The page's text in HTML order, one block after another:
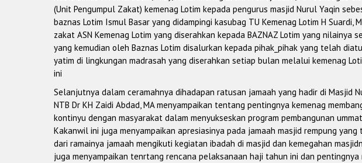
(Unit Pengumpul Zakat) kemenag Lotim kepada pengurus masjid Nurul Yaqin
baznas Lotim Ismul Basar yang didampingi kasubag TU Kemenag Lotim H Suardi,
zakat ASN Kemenag Lotim yang diserahkan kepada BAZNAZ Lotim yang
yang kemudian oleh Baznas Lotim disalurkan kepada pihak_pihak yang telah
yatim di lingkungan madrasah yang diserahkan setiap bulan melalui kemenag
ini
Selanjutnya dalam ceramahnya dihadapan ratusan jamaah yang hadir di Masjid
NTB Dr KH Zaidi Abdad, MA menyampaikan tentang pentingnya kemenag
kontinyu dengan masyarakat dalam menyukseskan program pembangunan
Kakanwil ini juga menyampaikan apresiasinya pada jamaah masjid rempung
dari ramainya jamaah mengikuti kegiatan ibadah di masjid dan kemegahan
juga menyampaikan tenrtang rencana pelaksanaan haji tahun ini dan pentingnya